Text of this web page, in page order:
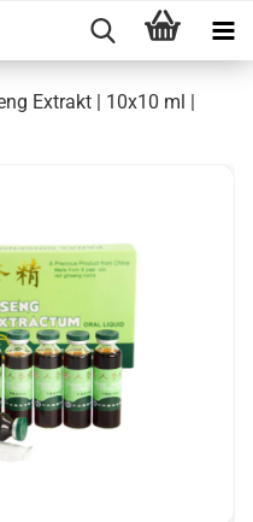
Extrakt | 10x10 ml |